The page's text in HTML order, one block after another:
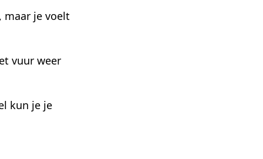
maar je voelt
vuur weer
kun je je